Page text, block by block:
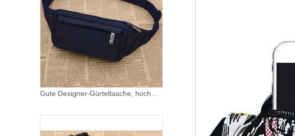
Gute Designer-Gürteltasche, hochwertige, wasserdichte Oxford-Sport-Gürteltasche mit mehreren Taschen